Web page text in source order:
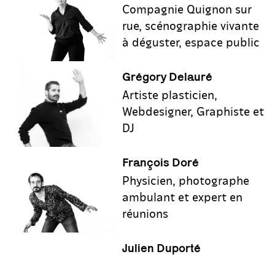
Compagnie Quignon sur
rue, scénographie vivante
à déguster, espace public
Grégory Delauré
Artiste plasticien,
Webdesigner, Graphiste et
DJ
François Doré
Physicien, photographe
ambulant et expert en
réunions
Julien Duporté